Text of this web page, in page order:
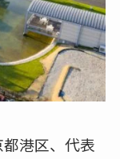
港区、代表